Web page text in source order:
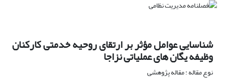
شناسایی عوامل مؤثر بر ارتقای روحیه خدمتی کارکنان
وظیفه یگان های عملیاتی نزاجا
نوع مقاله : مقاله پژوهشی